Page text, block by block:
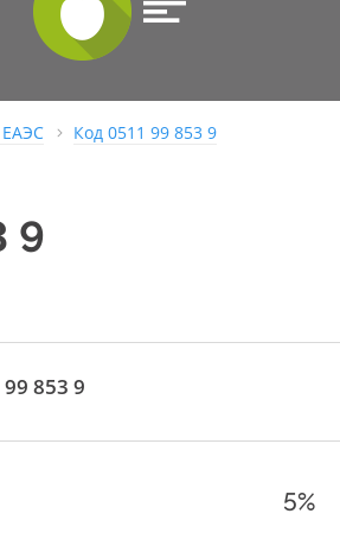
Код 0511 99 853 9
9
853 9
5%